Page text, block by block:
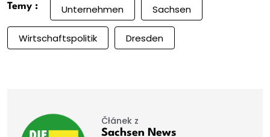
Temy : Unternehmen Sachsen
Wirtschaftspolitik Dresden
Čłánek z
Sachsen News